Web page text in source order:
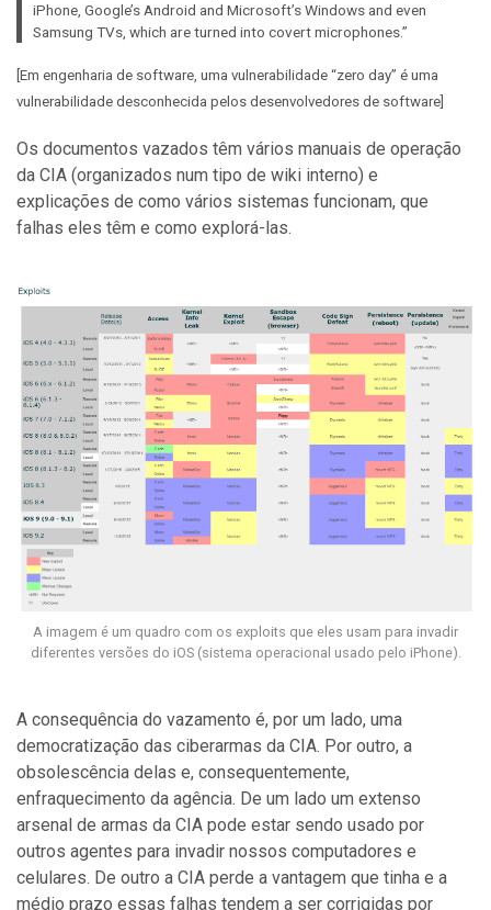
iPhone, Google’s Android and Microsoft’s Windows and even
Samsung TVs, which are turned into covert microphones.”
[Em engenharia de software, uma vulnerabilidade “zero day” é uma
vulnerabilidade desconhecida pelos desenvolvedores de software]
Os documentos vazados têm vários manuais de operação
da CIA (organizados num tipo de wiki interno) e
explicações de como vários sistemas funcionam, que
falhas eles têm e como explorá-las.
A imagem é um quadro com os exploits que eles usam para invadir
diferentes versões do iOS (sistema operacional usado pelo iPhone).
A consequência do vazamento é, por um lado, uma
democratização das ciberarmas da CIA. Por outro, a
obsolescência delas e, consequentemente,
enfraquecimento da agência. De um lado um extenso
arsenal de armas da CIA pode estar sendo usado por
outros agentes para invadir nossos computadores e
celulares. De outro a CIA perde a vantagem que tinha e a
médio prazo essas falhas tendem a ser corrigidas por